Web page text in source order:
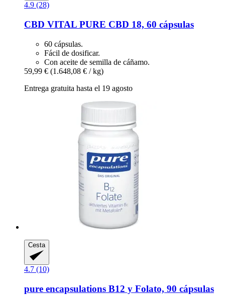
4.9 (28)
CBD VITAL PURE CBD 18, 60 cápsulas
60 cápsulas.
Fácil de dosificar.
Con aceite de semilla de cáñamo.
59,99 € (1.648,08 € / kg)
Entrega gratuita hasta el 19 agosto
Cesta
4.7 (10)
pure encapsulations B12 y Folato, 90 cápsulas